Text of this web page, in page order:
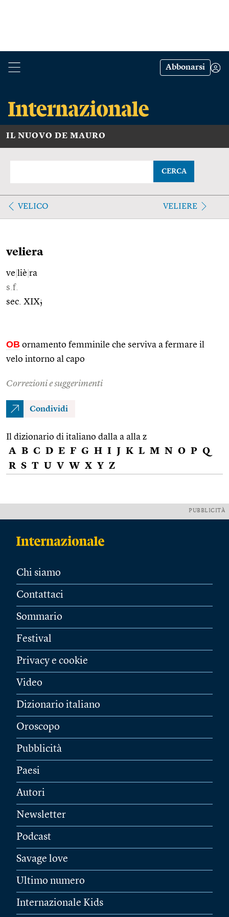
Abbonarsi
IL NUOVO DE MAURO
CERCA
VELICO VELIERE
veliera
ve liè ra
s.f.
sec. XIX;
OB ornamento femminile che serviva a fermare il
velo intorno al capo
Correzioni e suggerimenti
Condividi
Il dizionario di italiano dalla a alla z
A B C D E F G H I J K L M N O P Q
R S T U V W X Y Z
PUBBLICITÀ
Chi siamo
Contattaci
Sommario
Festival
Privacy e cookie
Video
Dizionario italiano
Oroscopo
Pubblicità
Paesi
Autori
Newsletter
Podcast
Savage love
Ultimo numero
Internazionale Kids